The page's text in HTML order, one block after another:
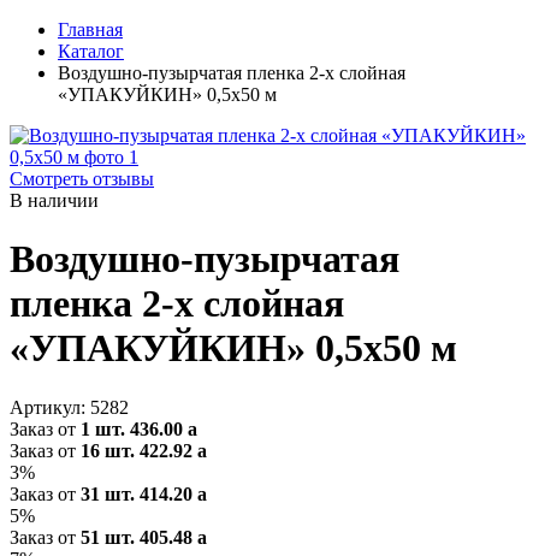
Главная
Каталог
Воздушно-пузырчатая пленка 2-х слойная
«УПАКУЙКИН» 0,5х50 м
Смотреть отзывы
В наличии
Воздушно-пузырчатая
пленка 2-х слойная
«УПАКУЙКИН» 0,5х50 м
Артикул: 5282
Заказ от 1 шт. 436.00 a
Заказ от 16 шт. 422.92 a
3%
Заказ от 31 шт. 414.20 a
5%
Заказ от 51 шт. 405.48 a